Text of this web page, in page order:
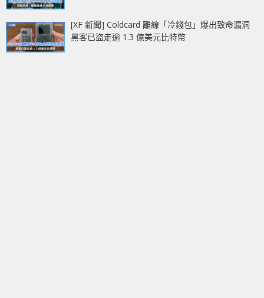
[XF 新聞] Coldcard 離線「冷錢包」爆出致命漏洞
黑客已盜走逾 1.3 億美元比特幣